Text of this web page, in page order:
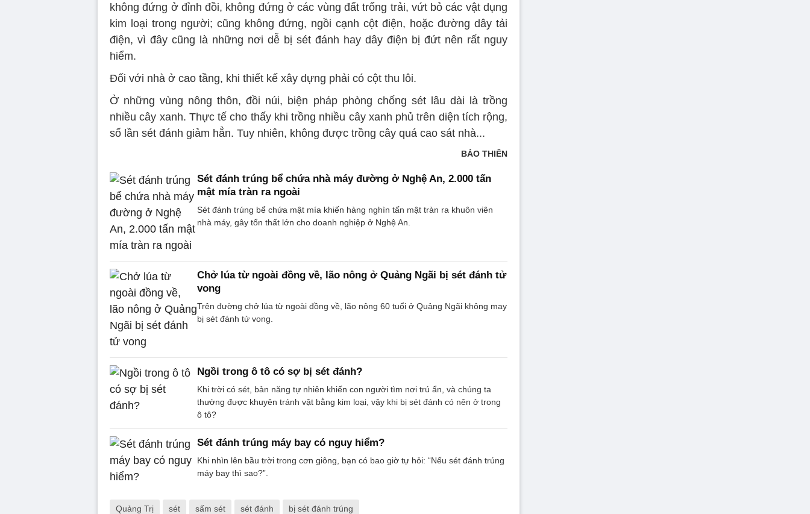
không đứng ở đỉnh đồi, không đứng ở các vùng đất trống trải, vứt bỏ các vật dụng
kim loại trong người; cũng không đứng, ngồi cạnh cột điện, hoặc đường dây tải
điện, vì đây cũng là những nơi dễ bị sét đánh hay dây điện bị đứt nên rất nguy
hiểm.
Đối với nhà ở cao tầng, khi thiết kế xây dựng phải có cột thu lôi.
Ở những vùng nông thôn, đồi núi, biện pháp phòng chống sét lâu dài là trồng
nhiều cây xanh. Thực tế cho thấy khi trồng nhiều cây xanh phủ trên diện tích rộng,
số lần sét đánh giảm hẳn. Tuy nhiên, không được trồng cây quá cao sát nhà...
BẢO THIÊN
Sét đánh trúng bể chứa nhà máy đường ở Nghệ An, 2.000 tấn
mật mía tràn ra ngoài
Sét đánh trúng bể chứa mật mía khiến hàng nghìn tấn mật tràn ra khuôn viên
nhà máy, gây tổn thất lớn cho doanh nghiệp ở Nghệ An.
Chở lúa từ ngoài đồng về, lão nông ở Quảng Ngãi bị sét đánh tử
vong
Trên đường chở lúa từ ngoài đồng về, lão nông 60 tuổi ở Quảng Ngãi không may
bị sét đánh tử vong.
Ngồi trong ô tô có sợ bị sét đánh?
Khi trời có sét, bản năng tự nhiên khiến con người tìm nơi trú ẩn, và chúng ta
thường được khuyên tránh vật bằng kim loại, vậy khi bị sét đánh có nên ở trong
ô tô?
Sét đánh trúng máy bay có nguy hiểm?
Khi nhìn lên bầu trời trong cơn giông, bạn có bao giờ tự hỏi: “Nếu sét đánh trúng
máy bay thì sao?”.
Quảng Trị sét sấm sét sét đánh bị sét đánh trúng